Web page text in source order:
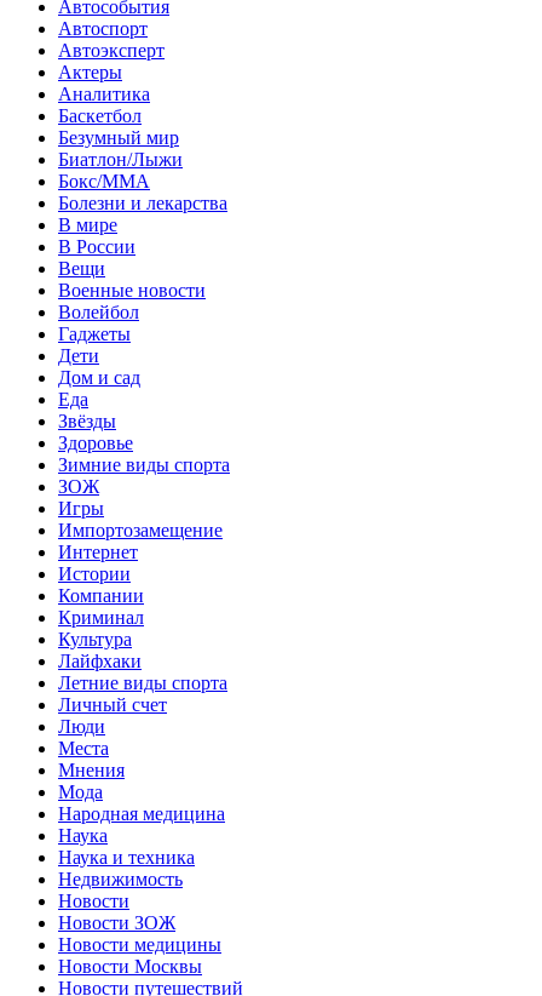
Автособытия
Автоспорт
Автоэксперт
Актеры
Аналитика
Баскетбол
Безумный мир
Биатлон/Лыжи
Бокс/MMA
Болезни и лекарства
В мире
В России
Вещи
Военные новости
Волейбол
Гаджеты
Дети
Дом и сад
Еда
Звёзды
Здоровье
Зимние виды спорта
ЗОЖ
Игры
Импортозамещение
Интернет
Истории
Компании
Криминал
Культура
Лайфхаки
Летние виды спорта
Личный счет
Люди
Места
Мнения
Мода
Народная медицина
Наука
Наука и техника
Недвижимость
Новости
Новости ЗОЖ
Новости медицины
Новости Москвы
Новости путешествий